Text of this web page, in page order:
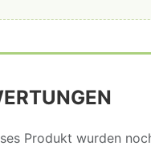
Produkt wurden